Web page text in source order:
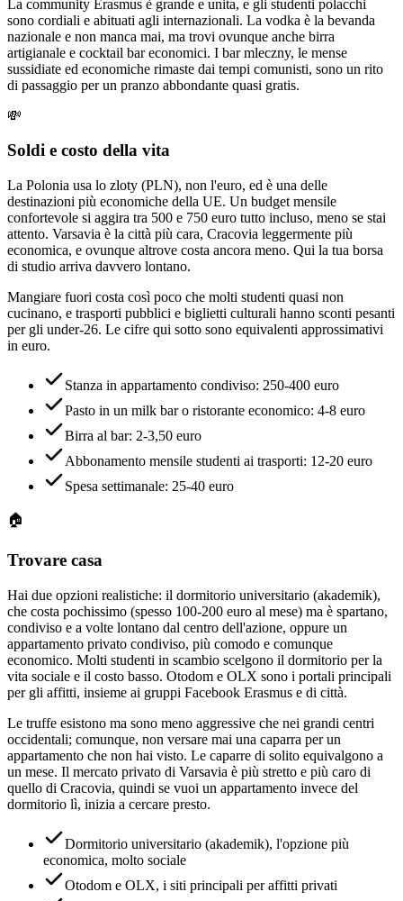
La community Erasmus è grande e unita, e gli studenti polacchi
sono cordiali e abituati agli internazionali. La vodka è la bevanda
nazionale e non manca mai, ma trovi ovunque anche birra
artigianale e cocktail bar economici. I bar mleczny, le mense
sussidiate ed economiche rimaste dai tempi comunisti, sono un rito
di passaggio per un pranzo abbondante quasi gratis.
💸
Soldi e costo della vita
La Polonia usa lo zloty (PLN), non l'euro, ed è una delle
destinazioni più economiche della UE. Un budget mensile
confortevole si aggira tra 500 e 750 euro tutto incluso, meno se stai
attento. Varsavia è la città più cara, Cracovia leggermente più
economica, e ovunque altrove costa ancora meno. Qui la tua borsa
di studio arriva davvero lontano.
Mangiare fuori costa così poco che molti studenti quasi non
cucinano, e trasporti pubblici e biglietti culturali hanno sconti pesanti
per gli under-26. Le cifre qui sotto sono equivalenti approssimativi
in euro.
Stanza in appartamento condiviso: 250-400 euro
Pasto in un milk bar o ristorante economico: 4-8 euro
Birra al bar: 2-3,50 euro
Abbonamento mensile studenti ai trasporti: 12-20 euro
Spesa settimanale: 25-40 euro
🏠
Trovare casa
Hai due opzioni realistiche: il dormitorio universitario (akademik),
che costa pochissimo (spesso 100-200 euro al mese) ma è spartano,
condiviso e a volte lontano dal centro dell'azione, oppure un
appartamento privato condiviso, più comodo e comunque
economico. Molti studenti in scambio scelgono il dormitorio per la
vita sociale e il costo basso. Otodom e OLX sono i portali principali
per gli affitti, insieme ai gruppi Facebook Erasmus e di città.
Le truffe esistono ma sono meno aggressive che nei grandi centri
occidentali; comunque, non versare mai una caparra per un
appartamento che non hai visto. Le caparre di solito equivalgono a
un mese. Il mercato privato di Varsavia è più stretto e più caro di
quello di Cracovia, quindi se vuoi un appartamento invece del
dormitorio lì, inizia a cercare presto.
Dormitorio universitario (akademik), l'opzione più
economica, molto sociale
Otodom e OLX, i siti principali per affitti privati